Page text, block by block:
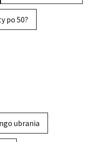
po 50?
ubrania